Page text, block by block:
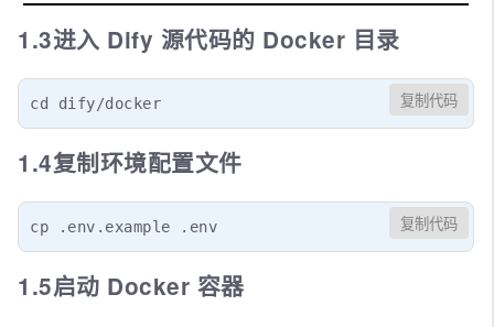
1.3进入 Dify 源代码的 Docker 目录
cd dify/docker 复制代码
1.4复制环境配置文件
cp .env.example .env 复制代码
1.5启动 Docker 容器